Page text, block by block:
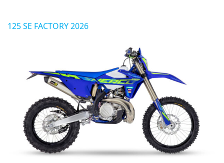
125 SE FACTORY 2026